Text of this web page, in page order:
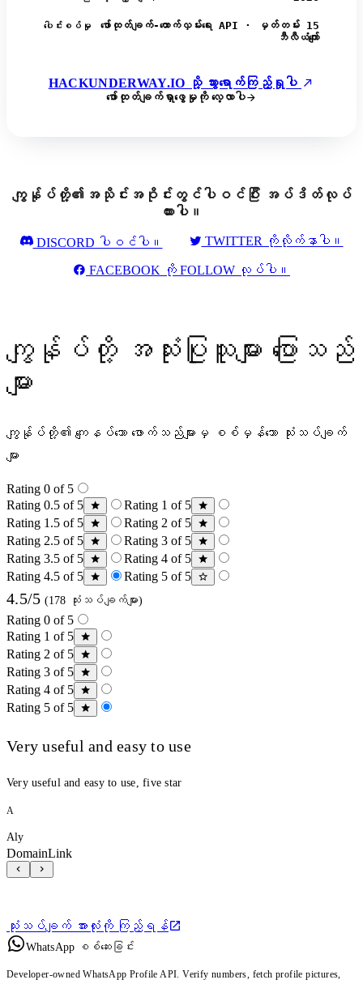
ပေါင်းစပ်မှု
ဖော်ထုတ်ချက်-ထောက်လှမ်းရေး API · မှတ်တမ်း 15
ဘီလီယံကျော်
HACKUNDERWAY.IO သို့ သွားရောက်ကြည့်ရှုပါ
ဖော်ထုတ်ချက်ရှာဖွေမှုကို လေ့လာပါ
ကျွန်ုပ်တို့၏အသိုင်းအဝိုင်းတွင်ပါဝင်ပြီး အပ်ဒိတ်လုပ်
ထားပါ။
DISCORD ပါဝင်ပါ။ TWITTER ကိုလိုက်နာပါ။
FACEBOOK ကို FOLLOW လုပ်ပါ။
ကျွန်ုပ်တို့ အသုံးပြုသူများ ပြောသည်
များ
ကျွန်ုပ်တို့၏ ကျေနပ်သော ဖောက်သည်များမှ စစ်မှန်သော သုံးသပ်ချက်
များ
Rating 0 of 5
Rating 0.5 of 5
Rating 1 of 5
Rating 1.5 of 5
Rating 2 of 5
Rating 2.5 of 5
Rating 3 of 5
Rating 3.5 of 5
Rating 4 of 5
Rating 4.5 of 5
Rating 5 of 5
4.5/5 (178 သုံးသပ်ချက်များ)
Rating 0 of 5
Rating 1 of 5
Rating 2 of 5
Rating 3 of 5
Rating 4 of 5
Rating 5 of 5
Very useful and easy to use
Very useful and easy to use, five star
A
Aly
DomainLink
သုံးသပ်ချက် အားလုံးကို ကြည့်ရန်
WhatsApp စစ်ဆေးခြင်း
Developer-owned WhatsApp Profile API. Verify numbers, fetch profile pictures,